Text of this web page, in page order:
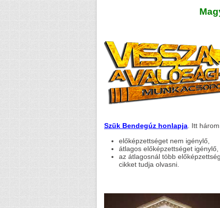
Szük Bendegúz honlapja . Itt
előképzettséget nem igénylő,
átlagos előképzettséget igénylő,
az átlagosnál több
cikket tudja olvasni.